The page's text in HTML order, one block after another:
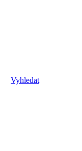
Vyhledat